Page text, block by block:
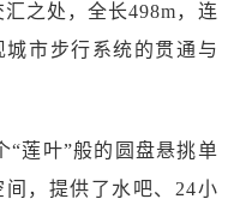
之处，全长498m，连
市步行系统的贯通与
“莲叶”般的圆盘悬挑单
，提供了水吧、24小